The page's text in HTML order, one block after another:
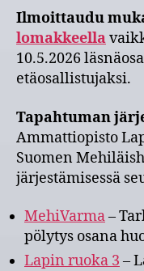
Ilmoittaudu
lomakkeella
10.5.2026
etäosallistujaksi.
Tapahtuman
Ammattiopisto
Suomen
järjestämisessä
MehiVarma–
pölytys osana
Lapin ruoka 3 –